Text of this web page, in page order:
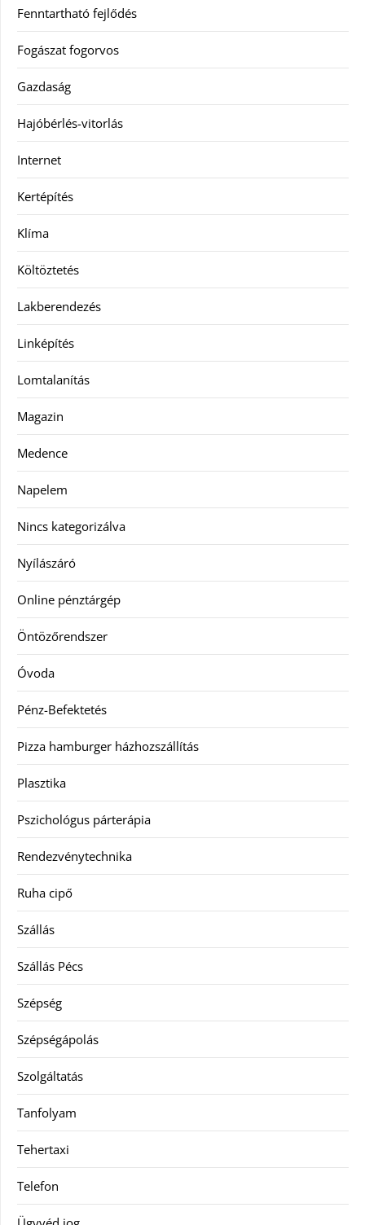
Fenntartható fejlődés
Fogászat fogorvos
Gazdaság
Hajóbérlés-vitorlás
Internet
Kertépítés
Klíma
Költöztetés
Lakberendezés
Linképítés
Lomtalanítás
Magazin
Medence
Napelem
Nincs kategorizálva
Nyílászáró
Online pénztárgép
Öntözőrendszer
Óvoda
Pénz-Befektetés
Pizza hamburger házhozszállítás
Plasztika
Pszichológus párterápia
Rendezvénytechnika
Ruha cipő
Szállás
Szállás Pécs
Szépség
Szépségápolás
Szolgáltatás
Tanfolyam
Tehertaxi
Telefon